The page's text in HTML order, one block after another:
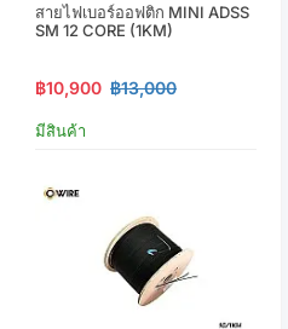
สายไฟเบอร์ออฟติก MINI ADSS
SM 12 CORE (1KM)
฿10,900 ฿13,000
มีสินค้า